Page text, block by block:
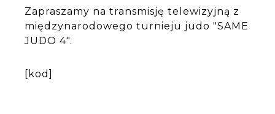
Zapraszamy na transmisję telewizyjną z
międzynarodowego turnieju judo "SAME
JUDO 4".
[kod]